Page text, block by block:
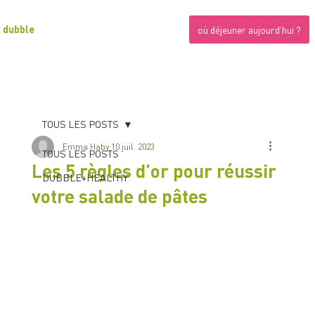
où déjeuner aujourd'hui ?
dubble
TOUS LES POSTS
DUBBLE+HEALTHY
TOUS LES POSTS
Les 5 règles d’or pour réussir
votre salade de pâtes
Emma Haby 10 juil. 2023